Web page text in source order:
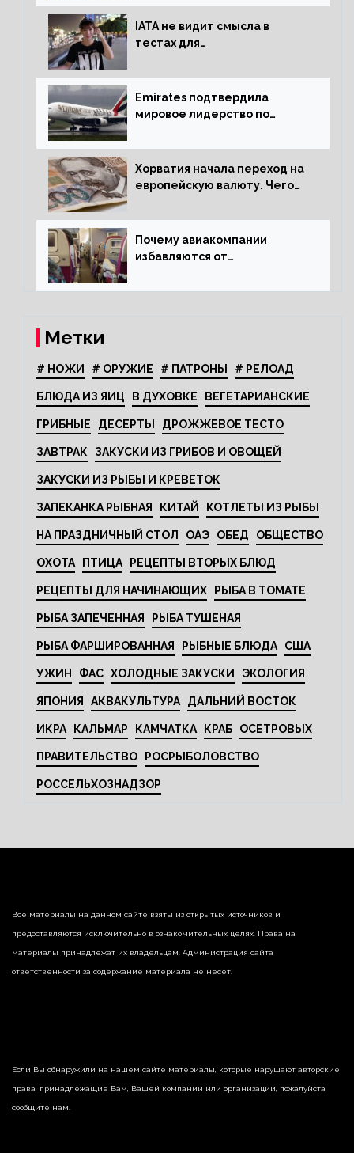
IATA не видит смысла в
тестах для
Emirates подтвердила
мировое лидерство по
Хорватия начала переход на
европейскую валюту. Чего
Почему авиакомпании
избавляются от
Метки
# НОЖИ # ОРУЖИЕ # ПАТРОНЫ # РЕЛОАД
БЛЮДА ИЗ ЯИЦ В ДУХОВКЕ ВЕГЕТАРИАНСКИЕ
ГРИБНЫЕ ДЕСЕРТЫ ДРОЖЖЕВОЕ ТЕСТО
ЗАВТРАК ЗАКУСКИ ИЗ ГРИБОВ И ОВОЩЕЙ
ЗАКУСКИ ИЗ РЫБЫ И КРЕВЕТОК
ЗАПЕКАНКА РЫБНАЯ КИТАЙ КОТЛЕТЫ ИЗ РЫБЫ
НА ПРАЗДНИЧНЫЙ СТОЛ ОАЭ ОБЕД ОБЩЕСТВО
ОХОТА ПТИЦА РЕЦЕПТЫ ВТОРЫХ БЛЮД
РЕЦЕПТЫ ДЛЯ НАЧИНАЮЩИХ РЫБА В ТОМАТЕ
РЫБА ЗАПЕЧЕННАЯ РЫБА ТУШЕНАЯ
РЫБА ФАРШИРОВАННАЯ РЫБНЫЕ БЛЮДА США
УЖИН ФАС ХОЛОДНЫЕ ЗАКУСКИ ЭКОЛОГИЯ
ЯПОНИЯ АКВАКУЛЬТУРА ДАЛЬНИЙ ВОСТОК
ИКРА КАЛЬМАР КАМЧАТКА КРАБ ОСЕТРОВЫХ
ПРАВИТЕЛЬСТВО РОСРЫБОЛОВСТВО
РОССЕЛЬХОЗНАДЗОР
Все материалы на данном сайте взяты из открытых источников и
предоставляются исключительно в ознакомительных целях. Права на
материалы принадлежат их владельцам. Администрация сайта
ответственности за содержание материала не несет.
Если Вы обнаружили на нашем сайте материалы, которые нарушают авторские
права, принадлежащие Вам, Вашей компании или организации, пожалуйста,
сообщите нам.